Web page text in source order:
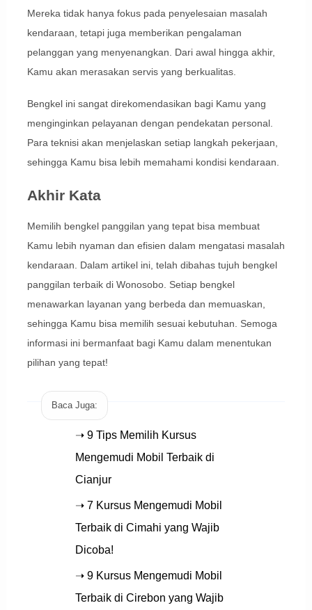
Mereka tidak hanya fokus pada penyelesaian masalah
kendaraan, tetapi juga memberikan pengalaman
pelanggan yang menyenangkan. Dari awal hingga akhir,
Kamu akan merasakan servis yang berkualitas.
Bengkel ini sangat direkomendasikan bagi Kamu yang
menginginkan pelayanan dengan pendekatan personal.
Para teknisi akan menjelaskan setiap langkah pekerjaan,
sehingga Kamu bisa lebih memahami kondisi kendaraan.
Akhir Kata
Memilih bengkel panggilan yang tepat bisa membuat
Kamu lebih nyaman dan efisien dalam mengatasi masalah
kendaraan. Dalam artikel ini, telah dibahas tujuh bengkel
panggilan terbaik di Wonosobo. Setiap bengkel
menawarkan layanan yang berbeda dan memuaskan,
sehingga Kamu bisa memilih sesuai kebutuhan. Semoga
informasi ini bermanfaat bagi Kamu dalam menentukan
pilihan yang tepat!
Baca Juga:
➝ 9 Tips Memilih Kursus
Mengemudi Mobil Terbaik di
Cianjur
➝ 7 Kursus Mengemudi Mobil
Terbaik di Cimahi yang Wajib
Dicoba!
➝ 9 Kursus Mengemudi Mobil
Terbaik di Cirebon yang Wajib